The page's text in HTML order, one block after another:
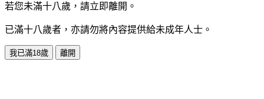
若您未滿十八歲，請立即離開。
已滿十八歲者，亦請勿將內容提供給未成年人士。
我已滿18歲 離開